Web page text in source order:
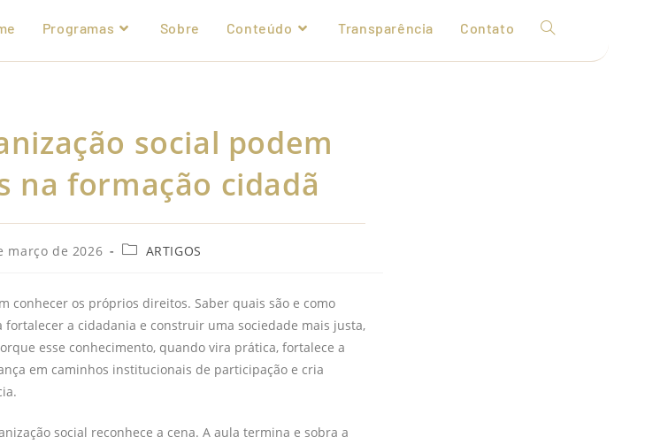
Programas Sobre Conteúdo Transparência Contato
social podem
na formação cidadã
março de 2026 ARTIGOS
conhecer os próprios direitos. Saber quais são e como
fortalecer a cidadania e construir uma sociedade mais justa,
esse conhecimento, quando vira prática, fortalece a
em caminhos institucionais de participação e cria
social reconhece a cena. A aula termina e sobra a